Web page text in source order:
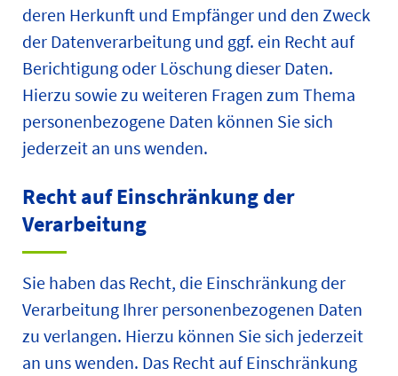
deren Herkunft und Empfänger und den Zweck
der Datenverarbeitung und ggf. ein Recht auf
Berichtigung oder Löschung dieser Daten.
Hierzu sowie zu weiteren Fragen zum Thema
personenbezogene Daten können Sie sich
jederzeit an uns wenden.
Recht auf Einschränkung der
Verarbeitung
Sie haben das Recht, die Einschränkung der
Verarbeitung Ihrer personenbezogenen Daten
zu verlangen. Hierzu können Sie sich jederzeit
an uns wenden. Das Recht auf Einschränkung